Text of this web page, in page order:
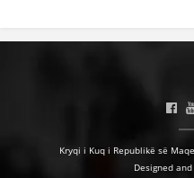
Kryqi i Kuq i Republikë së
Designed